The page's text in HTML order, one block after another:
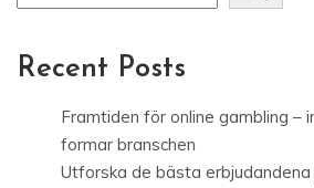
Recent Posts
Framtiden för online gambling –
formar branschen
Utforska de bästa